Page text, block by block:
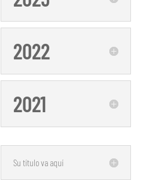
2022
2021
Su título va aquí